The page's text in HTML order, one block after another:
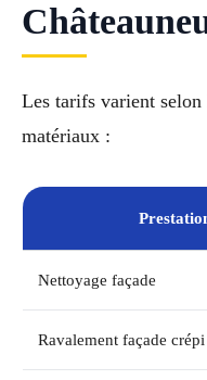
Les tarifs varient selon
matériaux :
Nettoyage façade
Ravalement façade crépi